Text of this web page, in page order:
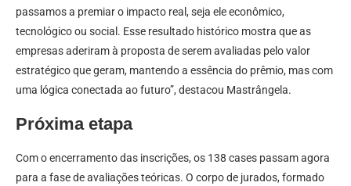
passamos a premiar o impacto real, seja ele econômico,
tecnológico ou social. Esse resultado histórico mostra que as
empresas aderiram à proposta de serem avaliadas pelo valor
estratégico que geram, mantendo a essência do prêmio, mas com
uma lógica conectada ao futuro”, destacou Mastrângela.
Próxima etapa
Com o encerramento das inscrições, os 138 cases passam agora
para a fase de avaliações teóricas. O corpo de jurados, formado